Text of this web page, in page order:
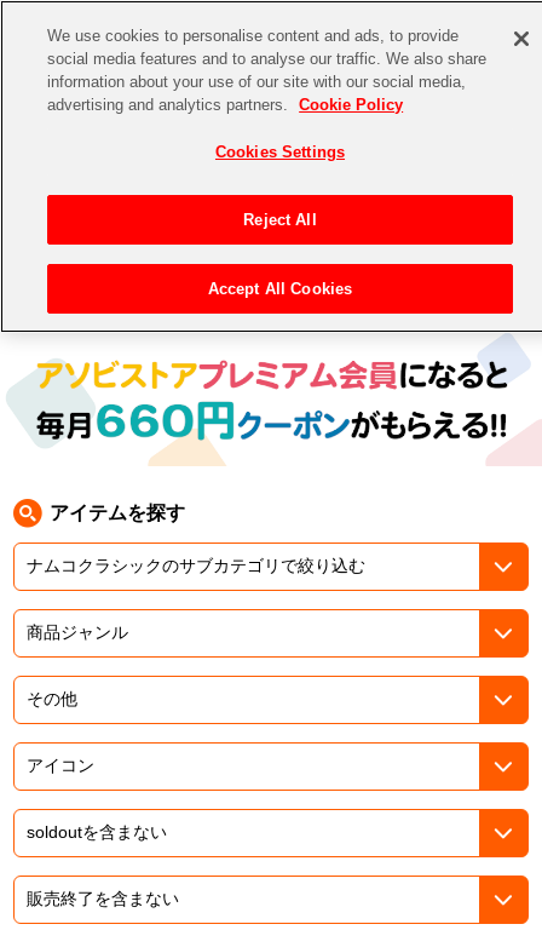
CHANNEL STORE EVENT
ゲーム 電子書籍
その他先行受付
アイドルマスターシリーズ
アイドルマスター
アイドルマスター ミリオンライブ！
アイドルマスター SideM
プロジェクトアイマス ヴイアライヴ
テイルズ オブ シリーズ
電音部
鉄拳
太鼓の達人
ACE COMBAT
イベントグッズ
トイ・ホビー
> キャラクター > ナムコクラシック
アイテムを探す
We use cookies to personalise content and ads, to provide
social media features and to analyse our traffic. We also share
information about your use of our site with our social media,
advertising and analytics partners.
Cookie Policy
Cookies Settings
Reject All
Accept All Cookies